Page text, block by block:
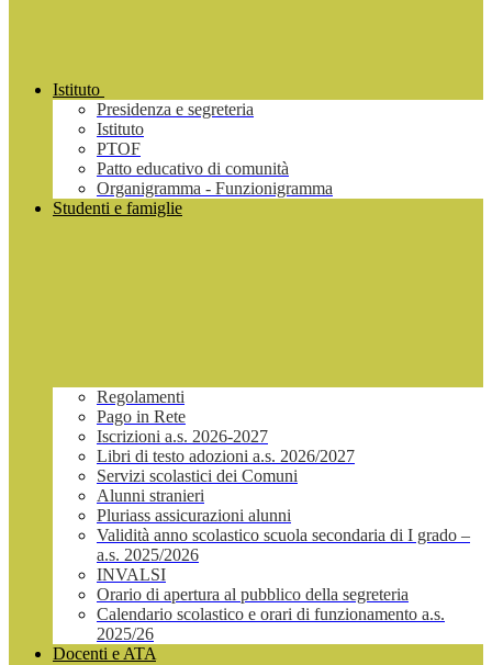
Istituto
Presidenza e segreteria
Istituto
PTOF
Patto educativo di comunità
Organigramma - Funzionigramma
Studenti e famiglie
Regolamenti
Pago in Rete
Iscrizioni a.s. 2026-2027
Libri di testo adozioni a.s. 2026/2027
Servizi scolastici dei Comuni
Alunni stranieri
Pluriass assicurazioni alunni
Validità anno scolastico scuola secondaria di I grado –
a.s. 2025/2026
INVALSI
Orario di apertura al pubblico della segreteria
Calendario scolastico e orari di funzionamento a.s.
2025/26
Docenti e ATA